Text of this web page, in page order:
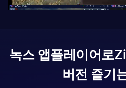
녹스 앱플레이어로
버전 즐기